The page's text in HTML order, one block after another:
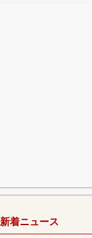
新着ニュース